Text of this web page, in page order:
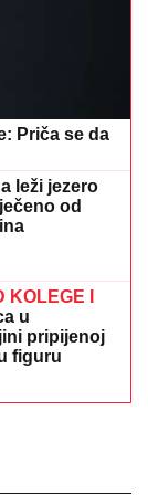
Priča se da
leži jezero
od
I
u
pripijenoj
figuru